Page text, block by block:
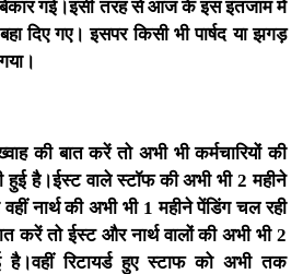
बेकार गई।इसी तरह से आज के इस इंतजाम में
दिए गए। इसपर किसी भी पार्षद या झगड़
की बात करें तो अभी भी कर्मचारियों की
हुई है।ईस्ट वाले स्टॉफ की अभी भी 2 महीने
नार्थ की अभी भी 1 महीने पेंडिंग चल रही
करें तो ईस्ट और नार्थ वालों की अभी भी 2
रिटायर्ड हुए स्टाफ को अभी तक